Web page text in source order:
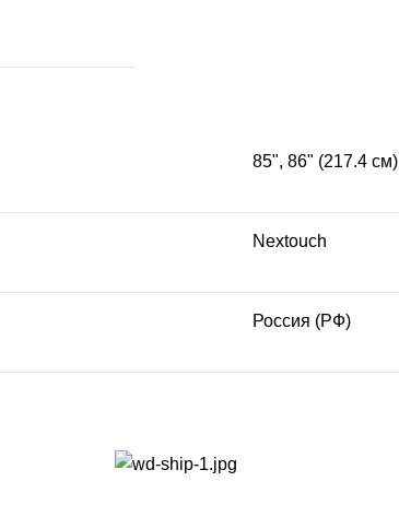
85", 86" (217.4 см)
Nextouch
Россия (РФ)